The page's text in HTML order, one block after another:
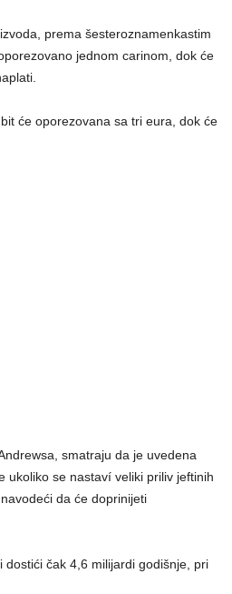
prema šesteroznamenkastim
jednom carinom, dok će
će oporezovana sa tri eura, dok će
smatraju da je uvedena
ukoliko se nastaví veliki priliv jeftinih
da će doprinijeti
čak 4,6 milijardi godišnje, pri